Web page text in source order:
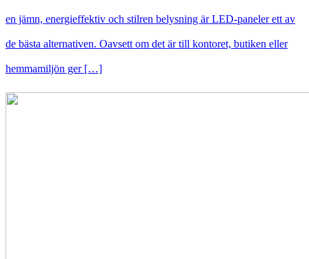
en jämn, energieffektiv och stilren belysning är LED-paneler ett av
de bästa alternativen. Oavsett om det är till kontoret, butiken eller
hemmamiljön ger […]